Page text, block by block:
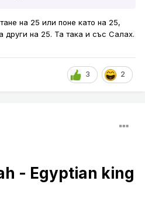
на 25 или поне като на 25,
други на 25. Та така и със Салах.
3 2
- Egyptian king